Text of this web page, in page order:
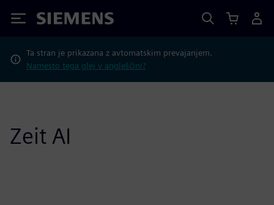
Siemens
Ta stran je prikazana z avtomatskim prevajanjem.
Namesto tega glej v angleščini?
Zeit AI